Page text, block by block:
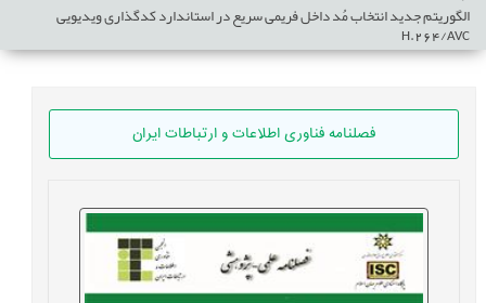
الگوریتم جدید انتخاب مُد داخل فریمی سریع در استاندارد کدگذاری ویدیویی
H.264/AVC
فصلنامه فناوری اطلاعات و ارتباطات ایران